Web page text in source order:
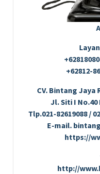
+62812-
CV. Bintang Jaya
Jl. Siti I
Tlp.021-82619088 /
E-mail.
https://
http://